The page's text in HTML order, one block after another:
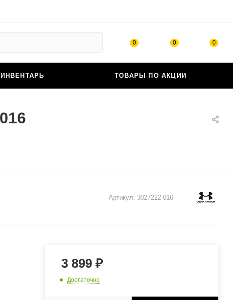
0 0 0
ТОВАРЫ ПО АКЦИИ
Артикул: 3027222-016
3 899₽
Достаточно